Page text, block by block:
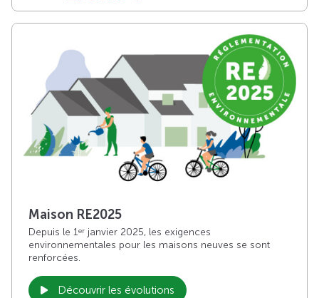
Maison RE2025
Depuis le 1er janvier 2025, les exigences
environnementales pour les maisons neuves se sont
renforcées.
Découvrir les évolutions